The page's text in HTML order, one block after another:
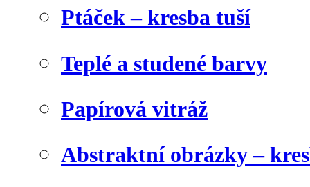
Ptáček – kresba tuší
Teplé a studené barvy
Papírová vitráž
Abstraktní obrázky –